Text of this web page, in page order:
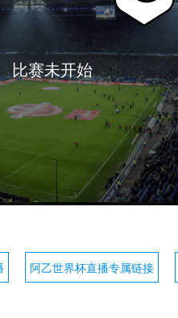
比赛未开始
阿乙世界杯直播专属链接